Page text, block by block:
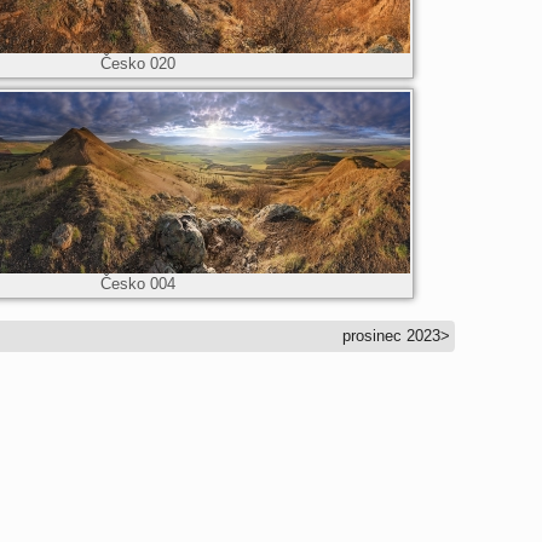
Česko 020
Česko 004
prosinec 2023>